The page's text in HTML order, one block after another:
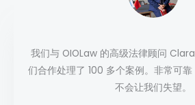
我们与 OIOLaw 的高级法律顾问
们合作处理了 100 多个案例。非常可
不会让我们失望。